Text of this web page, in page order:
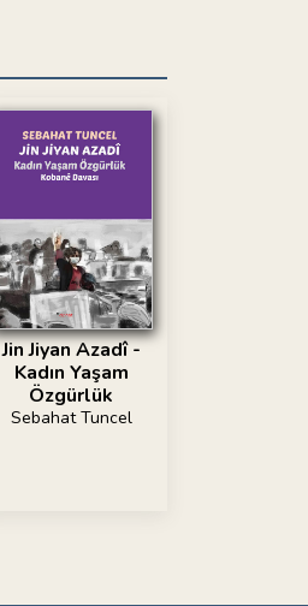
Jin Jiyan Azadî -
Kadın Yaşam
Özgürlük
Sebahat Tuncel